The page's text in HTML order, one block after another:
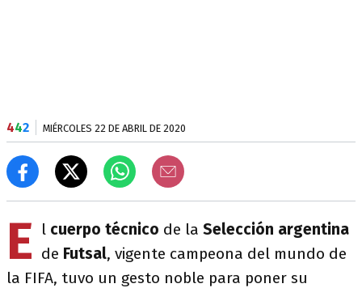
442 MIÉRCOLES 22 DE ABRIL DE 2020
E l cuerpo técnico de la Selección argentina
de Futsal, vigente campeona del mundo de
la FIFA, tuvo un gesto noble para poner su